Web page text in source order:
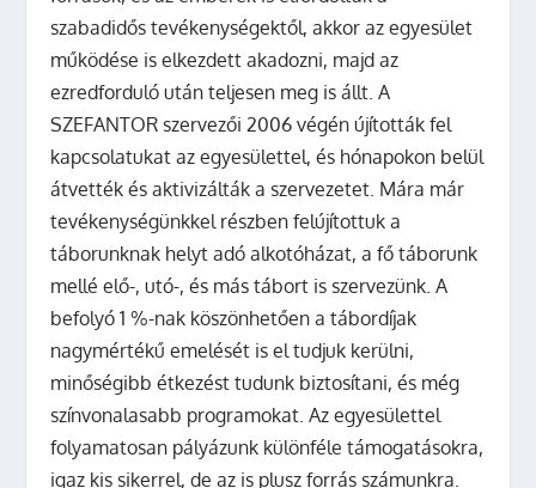
szabadidős tevékenységektől, akkor az egyesület
működése is elkezdett akadozni, majd az
ezredforduló után teljesen meg is állt. A
SZEFANTOR szervezői 2006 végén újították fel
kapcsolatukat az egyesülettel, és hónapokon belül
átvették és aktivizálták a szervezetet. Mára már
tevékenységünkkel részben felújítottuk a
táborunknak helyt adó alkotóházat, a fő táborunk
mellé elő-, utó-, és más tábort is szervezünk. A
befolyó 1 %-nak köszönhetően a tábordíjak
nagymértékű emelését is el tudjuk kerülni,
minőségibb étkezést tudunk biztosítani, és még
színvonalasabb programokat. Az egyesülettel
folyamatosan pályázunk különféle támogatásokra,
igaz kis sikerrel, de az is plusz forrás számunkra.